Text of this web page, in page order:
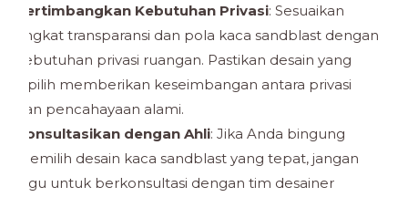
Pertimbangkan Kebutuhan Privasi: Sesuaikan
tingkat transparansi dan pola kaca sandblast dengan
kebutuhan privasi ruangan. Pastikan desain yang
dipilih memberikan keseimbangan antara privasi
dan pencahayaan alami.
Konsultasikan dengan Ahli: Jika Anda bingung
memilih desain kaca sandblast yang tepat, jangan
ragu untuk berkonsultasi dengan tim desainer